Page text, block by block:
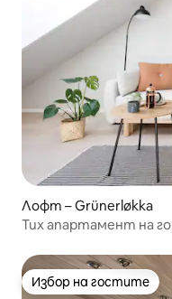
Лофт – Grünerløkka
Тих апартамент на
Избор на гостите
Избор на гостите